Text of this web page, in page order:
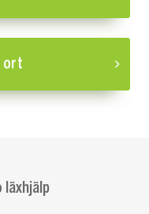
ort
läxhjälp